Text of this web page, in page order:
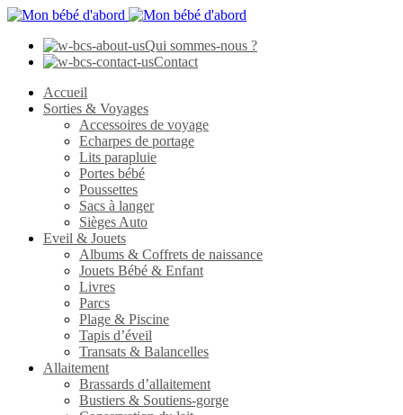
Qui sommes-nous ?
Contact
Accueil
Sorties & Voyages
Accessoires de voyage
Echarpes de portage
Lits parapluie
Portes bébé
Poussettes
Sacs à langer
Sièges Auto
Eveil & Jouets
Albums & Coffrets de naissance
Jouets Bébé & Enfant
Livres
Parcs
Plage & Piscine
Tapis d’éveil
Transats & Balancelles
Allaitement
Brassards d’allaitement
Bustiers & Soutiens-gorge